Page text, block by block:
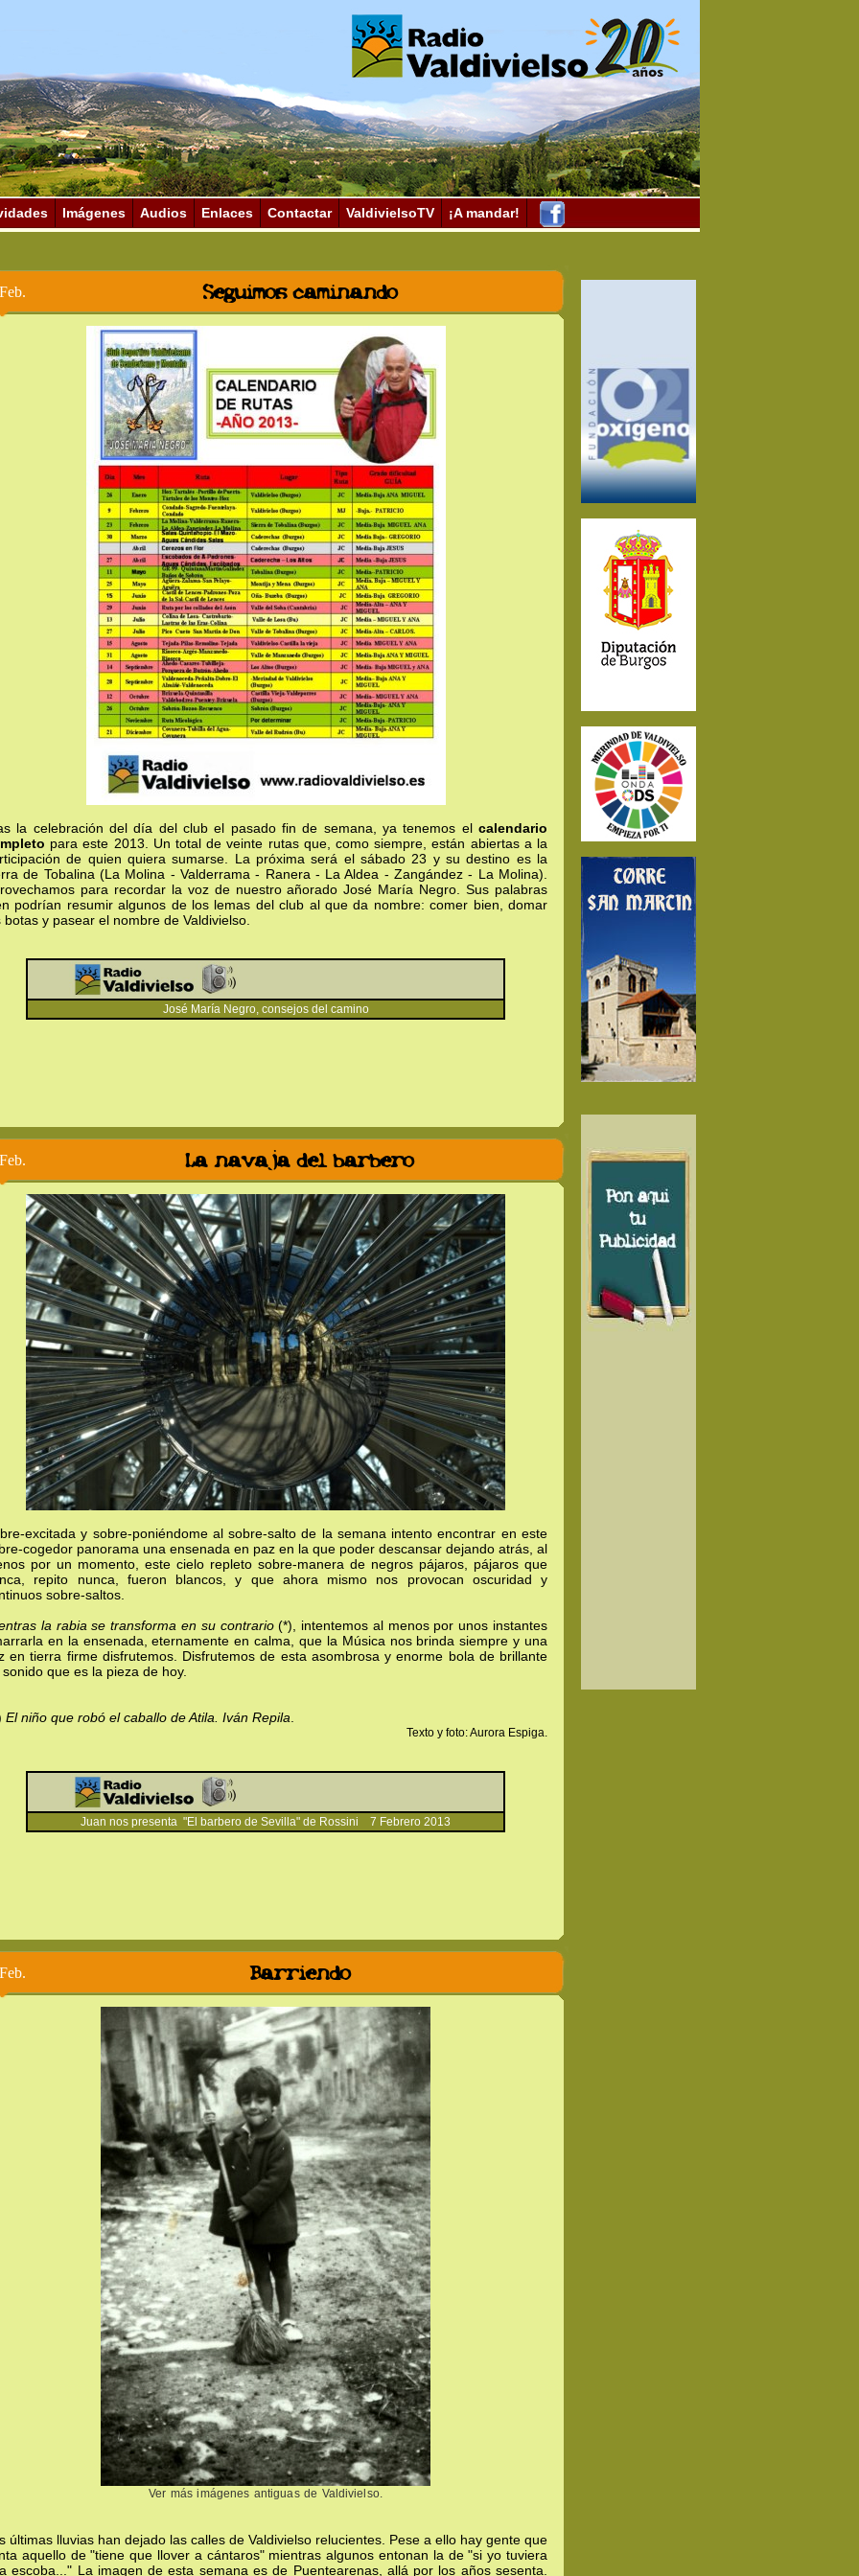
Imágenes Audios Enlaces Contactar ValdivielsoTV ¡A mandar!
Seguimos caminando
la celebración del día del club el pasado fin de semana, ya tenemos el calendario
para este 2013. Un total de veinte rutas que, como siempre, están abiertas a la
de quien quiera sumarse. La próxima será el sábado 23 y su destino es la
de Tobalina (La Molina - Valderrama - Ranera - La Aldea - Zangández - La Molina).
para recordar la voz de nuestro añorado José María Negro. Sus palabras
podrían resumir algunos de los lemas del club al que da nombre: comer bien, domar
botas y pasear el nombre de Valdivielso.
José María Negro, consejos del camino
La navaja del barbero
excitada y sobre-poniéndome al sobre-salto de la semana intento encontrar en este
cogedor panorama una ensenada en paz en la que poder descansar dejando atrás, al
por un momento, este cielo repleto sobre-manera de negros pájaros, pájaros que
repito nunca, fueron blancos, y que ahora mismo nos provocan oscuridad y
sobre-saltos.
la rabia se transforma en su contrario(*), intentemos al menos por unos instantes
en la ensenada, eternamente en calma, que la Música nos brinda siempre y una
en tierra firme disfrutemos. Disfrutemos de esta asombrosa y enorme bola de brillante
que es la pieza de hoy.
El niño que robó el caballo de Atila. Iván Repila
Texto y foto: Aurora Espiga.
Juan nos presenta "El barbero de Sevilla" de Rossini 7 Febrero 2013
Barriendo
Ver más imágenes antiguas de Valdivielso.
últimas lluvias han dejado las calles de Valdivielso relucientes. Pese a ello hay gente que
aquello de "tiene que llover a cántaros" mientras algunos entonan la de "si yo tuviera
escoba..." La imagen de esta semana es de Puentearenas, allá por los años sesenta.